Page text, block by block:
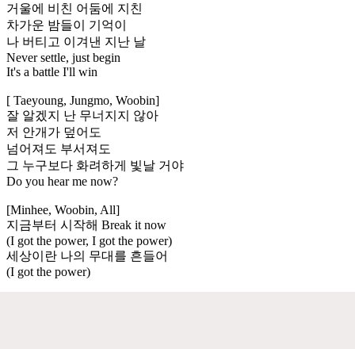
거울에 비친 어둠에 지친
차가운 밤들이 기억이
나 버티고 이겨낸 지난 날
Never settle, just begin
It's a battle I'll win
[ Taeyoung, Jungmo, Woobin]
잘 알겠지 난 무너지지 않아
저 안개가 덮어도
넘어져도 부서져도
그 누구보다 화려하게 빛날 거야
Do you hear me now?
[Minhee, Woobin, All]
지금부터 시작해 Break it now
(I got the power, I got the power)
세상이란 나의 무대를 흔들어
(I got the power)